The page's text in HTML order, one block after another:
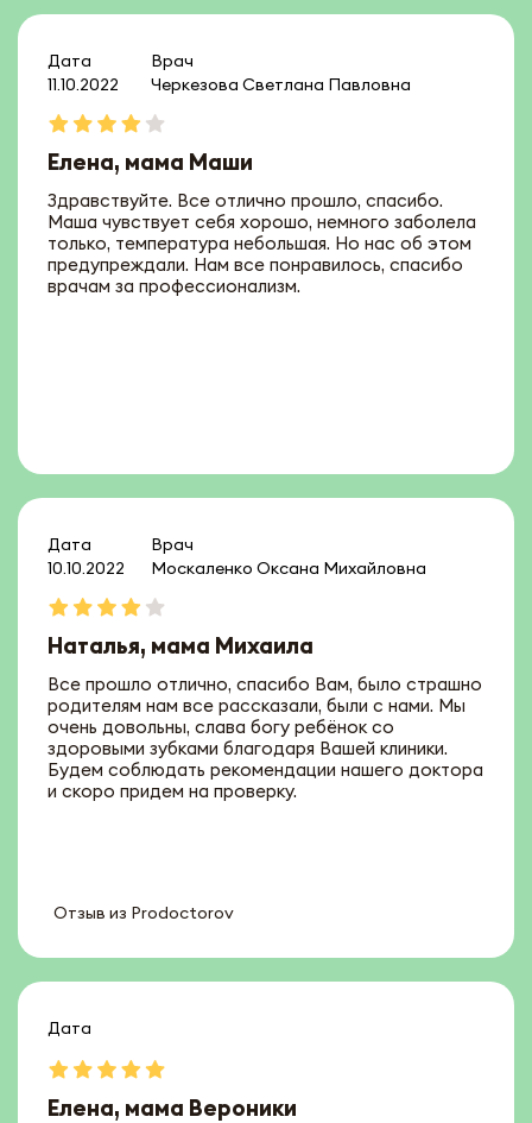
Дата
11.10.2022
Врач
Черкезова Светлана Павловна
Елена, мама Маши
Здравствуйте. Все отлично прошло, спасибо.
Маша чувствует себя хорошо, немного заболела
только, температура небольшая. Но нас об этом
предупреждали. Нам все понравилось, спасибо
врачам за профессионализм.
Дата
10.10.2022
Врач
Москаленко Оксана Михайловна
Наталья, мама Михаила
Все прошло отлично, спасибо Вам, было страшно
родителям нам все рассказали, были с нами. Мы
очень довольны, слава богу ребёнок со
здоровыми зубками благодаря Вашей клиники.
Будем соблюдать рекомендации нашего доктора
и скоро придем на проверку.
Отзыв из Prodoctorov
Дата
Елена, мама Вероники